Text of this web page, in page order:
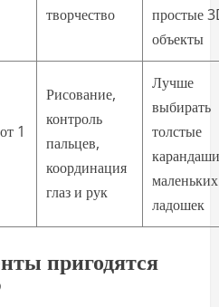
творчество
простые
объекты
1
Рисование,
контроль
пальцев,
координация
глаз и рук
Лучше
выбирать
толстые
маленьких
ладошек
пригодятся